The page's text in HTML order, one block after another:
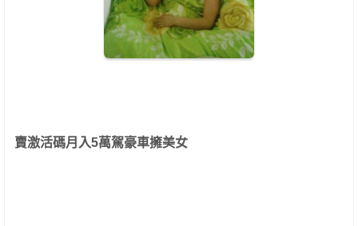
賣激活碼月入5萬駕豪車擁美女